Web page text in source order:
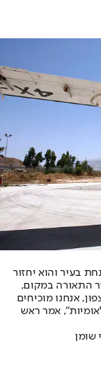
בעיר והוא יחזור
התאורה במקום,
אנחנו מוכיחים
אמר ראש
שומן